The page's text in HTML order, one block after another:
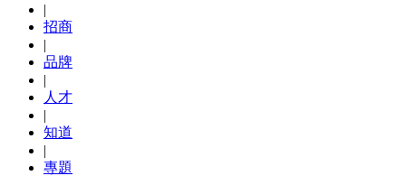
|
招商
|
品牌
|
人才
|
知道
|
專題